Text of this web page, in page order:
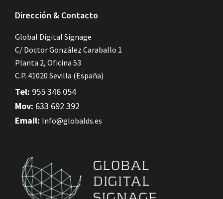
Dirección & Contacto
Global Digital Signage
C/ Doctor González Caraballo 1
Planta 2, Oficina 53
C.P. 41020 Sevilla (España)
Tel: 955 346 054
Mov: 633 692 392
Email: Info@globalds.es